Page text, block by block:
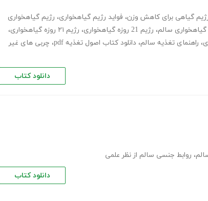
گیاهی برای کاهش وزن، فواید رژیم گیاهخواری، رژیم گیاهخواری
گیاهخواری سالم، رژیم 21 روزه گیاهخواری ، رژیم ۲۱ روزه گیاهخواری
،
، راهنمای تغذیه سالم، دانلود کتاب اصول تغذیه pdf ، چربی های غیر
دانلود کتاب
، روابط جنسی سالم از نظر علمی
دانلود کتاب